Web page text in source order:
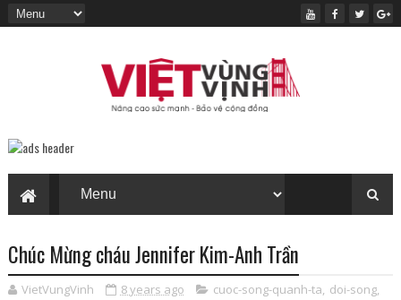
Chúc Mừng cháu Jennifer Kim-Anh Trần
VietVungVinh 8 years ago cuoc-song-quanh-ta, doi-song,